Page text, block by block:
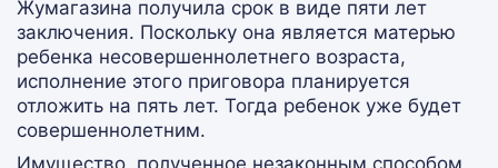
Жумагазина получила срок в виде пяти лет
заключения. Поскольку она является матерью
ребенка несовершеннолетнего возраста,
исполнение этого приговора планируется
отложить на пять лет. Тогда ребенок уже будет
совершеннолетним.
Имущество, полученное незаконным способом,